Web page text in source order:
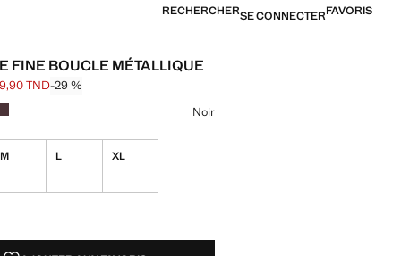
RECHERCHERSE CONNECTERFAVORIS
FINE BOUCLE MÉTALLIQUE
[69,90 TND ]
TND ]
TND-29 %
couleur
MarronGrenat
Noir
M L XL